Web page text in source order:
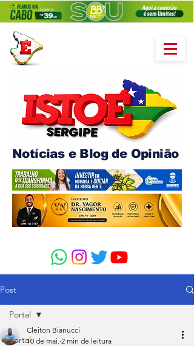
Notícias e Blog de Opinião
Post
Portal
Portal
Cleiton Bianucci
10 de mai. 2 min de leitura